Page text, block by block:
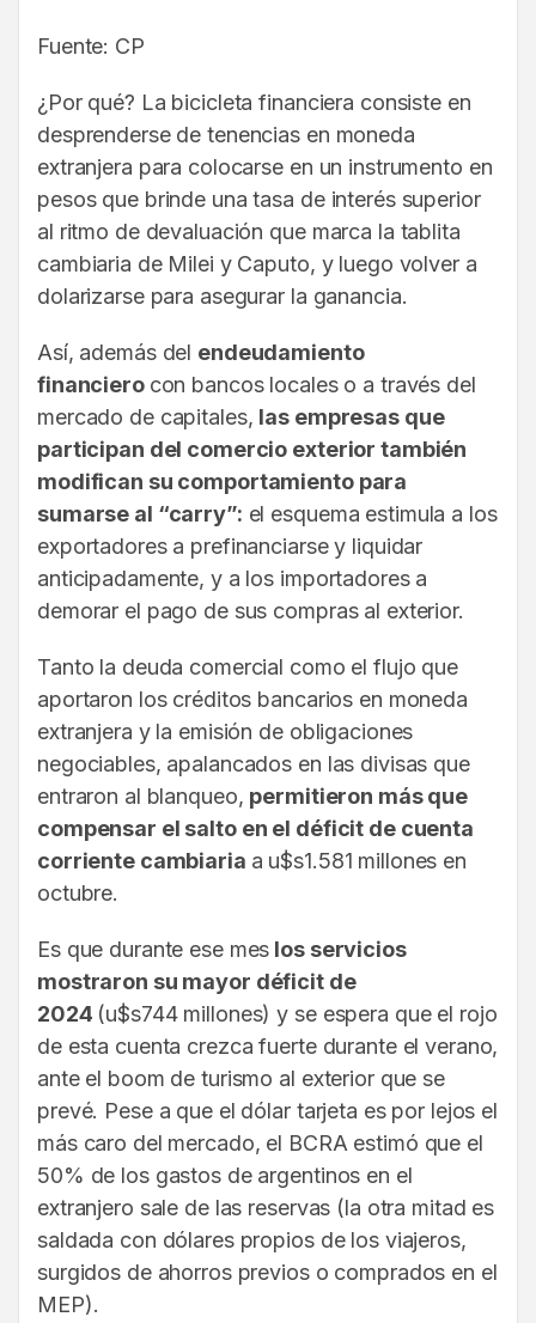
Fuente: CP
¿Por qué? La bicicleta financiera consiste en
desprenderse de tenencias en moneda
extranjera para colocarse en un instrumento en
pesos que brinde una tasa de interés superior
al ritmo de devaluación que marca la tablita
cambiaria de Milei y Caputo, y luego volver a
dolarizarse para asegurar la ganancia.
Así, además del endeudamiento
financiero con bancos locales o a través del
mercado de capitales, las empresas que
participan del comercio exterior también
modifican su comportamiento para
sumarse al “carry”: el esquema estimula a los
exportadores a prefinanciarse y liquidar
anticipadamente, y a los importadores a
demorar el pago de sus compras al exterior.
Tanto la deuda comercial como el flujo que
aportaron los créditos bancarios en moneda
extranjera y la emisión de obligaciones
negociables, apalancados en las divisas que
entraron al blanqueo, permitieron más que
compensar el salto en el déficit de cuenta
corriente cambiaria a u$s1.581 millones en
octubre.
Es que durante ese mes los servicios
mostraron su mayor déficit de
2024 (u$s744 millones) y se espera que el rojo
de esta cuenta crezca fuerte durante el verano,
ante el boom de turismo al exterior que se
prevé. Pese a que el dólar tarjeta es por lejos el
más caro del mercado, el BCRA estimó que el
50% de los gastos de argentinos en el
extranjero sale de las reservas (la otra mitad es
saldada con dólares propios de los viajeros,
surgidos de ahorros previos o comprados en el
MEP).